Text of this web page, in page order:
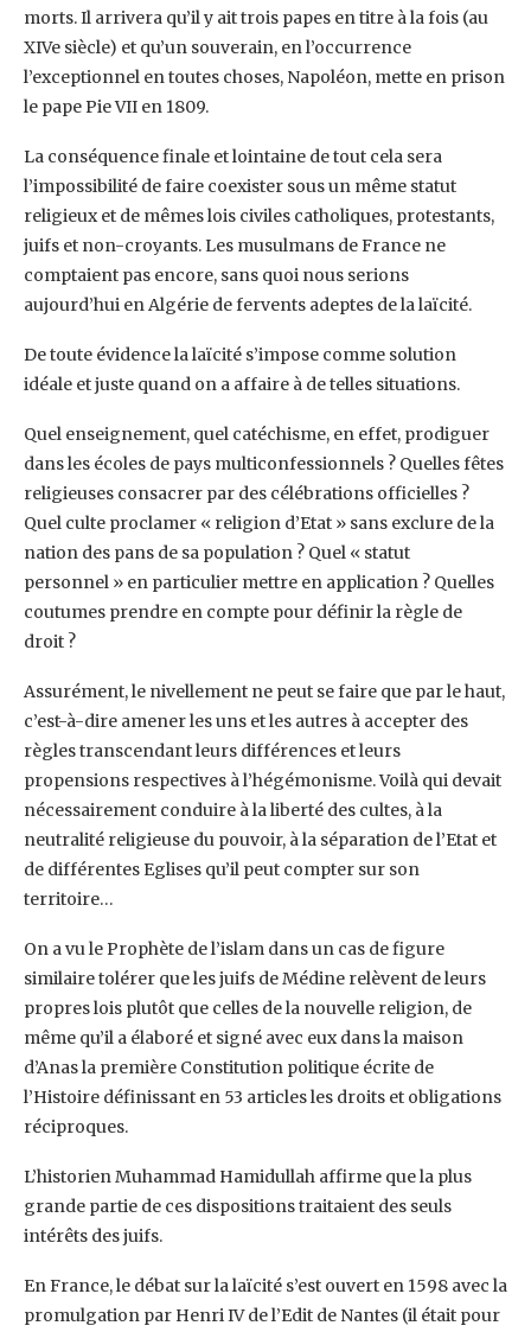
morts. Il arrivera qu’il y ait trois papes en titre à la fois (au
XIVe siècle) et qu’un souverain, en l’occurrence
l’exceptionnel en toutes choses, Napoléon, mette en prison
le pape Pie VII en 1809.
La conséquence finale et lointaine de tout cela sera
l’impossibilité de faire coexister sous un même statut
religieux et de mêmes lois civiles catholiques, protestants,
juifs et non-croyants. Les musulmans de France ne
comptaient pas encore, sans quoi nous serions
aujourd’hui en Algérie de fervents adeptes de la laïcité.
De toute évidence la laïcité s’impose comme solution
idéale et juste quand on a affaire à de telles situations.
Quel enseignement, quel catéchisme, en effet, prodiguer
dans les écoles de pays multiconfessionnels ? Quelles fêtes
religieuses consacrer par des célébrations officielles ?
Quel culte proclamer « religion d’Etat » sans exclure de la
nation des pans de sa population ? Quel « statut
personnel » en particulier mettre en application ? Quelles
coutumes prendre en compte pour définir la règle de
droit ?
Assurément, le nivellement ne peut se faire que par le haut,
c’est-à-dire amener les uns et les autres à accepter des
règles transcendant leurs différences et leurs
propensions respectives à l’hégémonisme. Voilà qui devait
nécessairement conduire à la liberté des cultes, à la
neutralité religieuse du pouvoir, à la séparation de l’Etat et
de différentes Eglises qu’il peut compter sur son
territoire…
On a vu le Prophète de l’islam dans un cas de figure
similaire tolérer que les juifs de Médine relèvent de leurs
propres lois plutôt que celles de la nouvelle religion, de
même qu’il a élaboré et signé avec eux dans la maison
d’Anas la première Constitution politique écrite de
l’Histoire définissant en 53 articles les droits et obligations
réciproques.
L’historien Muhammad Hamidullah affirme que la plus
grande partie de ces dispositions traitaient des seuls
intérêts des juifs.
En France, le débat sur la laïcité s’est ouvert en 1598 avec la
promulgation par Henri IV de l’Edit de Nantes (il était pour